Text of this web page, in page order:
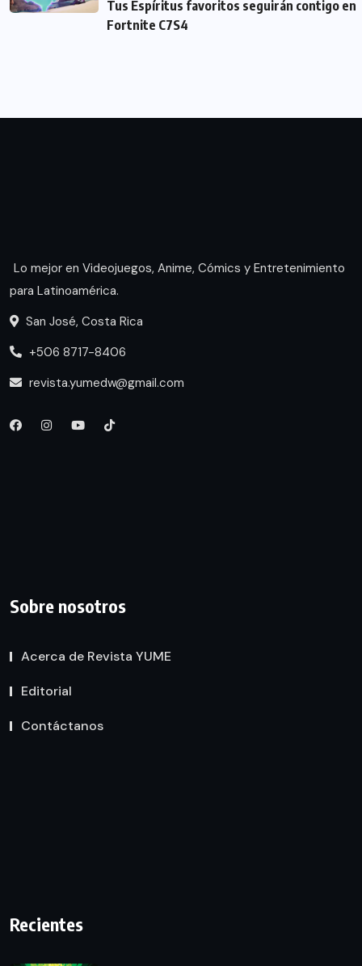
Tus Espíritus favoritos seguirán contigo en
Fortnite C7S4
Lo mejor en Videojuegos, Anime, Cómics y Entretenimiento
para Latinoamérica.
San José, Costa Rica
+506 8717-8406
revista.yumedw@gmail.com
Sobre nosotros
Acerca de Revista YUME
Editorial
Contáctanos
Recientes